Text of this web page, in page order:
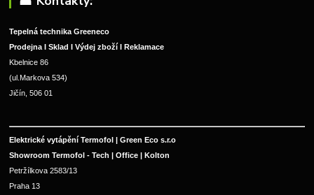
Tepelná technika Greeneco
Prodejna I Sklad I Výdej zboží I Reklamace
Kbelnice 86
(ul.Markova 534)
Jičín, 506 01
Elektrické vytápění Termofol | Green Eco s.r.o
Showroom Termofol - Tech | Office | Kolton
Petržílkova 2583/13
Praha 13